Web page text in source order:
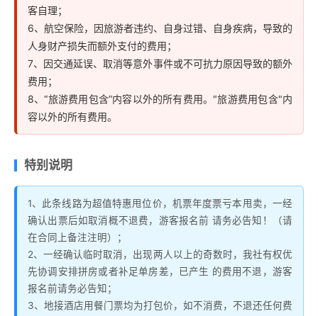
客自理；
6、航空保险，因旅游者违约、自身过错、自身疾病，导致的
人身财产损失而额外支付的费用；
7、因交通延误、取消等意外事件或不可抗力原因导致的额外
费用；
8、“旅游费用包含”内容以外的所有费用。"旅游费用包含"内
容以外的所有费用。
特别说明
1、此条线路为超值特惠甩位价，机票年度票亏本甩卖，一经
确认出票后如取消概不退费，游客报名前 请务必告知！（请
在合同上备注注明）；
2、一经确认临时取消，出现两人以上的奇数时，我社有权优
先协调安排拼房或者补足单房差，已产生 的费用不退，游客
报名前请务必告知；
3、地接酒店用餐门票均为打包价，如不消费，不退还任何费